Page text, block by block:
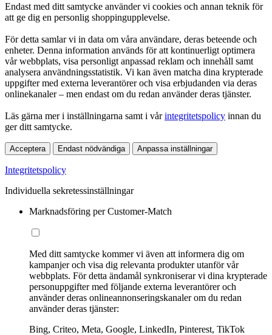
Endast med ditt samtycke använder vi cookies och annan teknik för
att ge dig en personlig shoppingupplevelse.
För detta samlar vi in data om våra användare, deras beteende och
enheter. Denna information används för att kontinuerligt optimera
vår webbplats, visa personligt anpassad reklam och innehåll samt
analysera användningsstatistik. Vi kan även matcha dina krypterade
uppgifter med externa leverantörer och visa erbjudanden via deras
onlinekanaler – men endast om du redan använder deras tjänster.
Läs gärna mer i inställningarna samt i vårintegritetspolicy innan du
ger ditt samtycke.
Acceptera Endast nödvändiga Anpassa inställningar
Integritetspolicy
Individuella sekretessinställningar
Marknadsföring per Customer-Match
Med ditt samtycke kommer vi även att informera dig om
kampanjer och visa dig relevanta produkter utanför vår
webbplats. För detta ändamål synkroniserar vi dina krypterade
personuppgifter med följande externa leverantörer och
använder deras onlineannonseringskanaler om du redan
använder deras tjänster:
Bing, Criteo, Meta, Google, LinkedIn, Pinterest, TikTok